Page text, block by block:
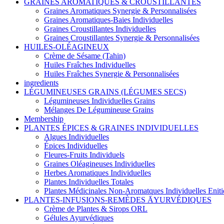
Graines Aromatiques Synergie & Personnalisées
Graines Aromatiques-Baies Individuelles
Graines Croustillantes Individuelles
Graines Croustillantes Synergie & Personnalisées
HUILES-OLÉAGINEUX
Crème de Sésame (Tahin)
Huiles Fraîches Individuelles
Huiles Fraîches Synergie & Personnalisées
ingredients
LÉGUMINEUSES GRAINS (LÉGUMES SECS)
Légumineuses Individuelles Grains
Mélanges De Légumineuse Grains
Membership
PLANTES ÉPICES & GRAINES INDIVIDUELLES
Algues Individuelles
Épices Individuelles
Fleures-Fruits Individuels
Graines Oléagineuses Individuelles
Herbes Aromatiques Individuelles
Plantes Individuelles Totales
Plantes Médicinales Non-Aromatques Individuelles
PLANTES-INFUSIONS-REMÈDES ĀYURVÉDIQUES
Crème de Plantes & Sirops ORL
Gélules Ayurvédiques